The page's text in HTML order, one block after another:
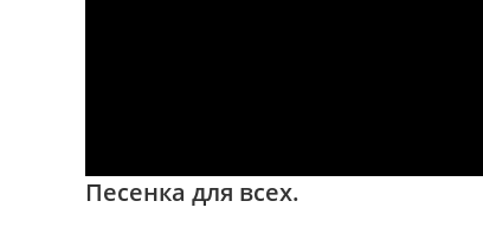
Песенка для всех.